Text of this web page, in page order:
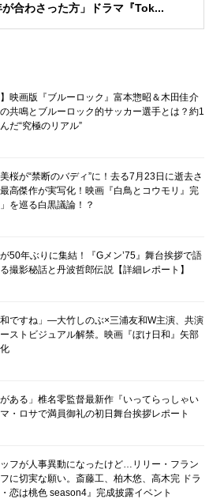
合わさった方」ドラマ『Tok...
】映画版『ブルーロック』富本惣昭＆木田佳介
共鳴とブルーロック的サッカー選手とは？約1
だ“究極のリアル”
桜が“禁断のバディ”に！去る7月23日に逝去さ
高傑作が実写化！映画『白鳥とコウモリ』完
を巡る白黒議論！？
50年ぶりに集結！『Gメン’75』舞台挨拶で語
撮影秘話と丹波哲郎伝説【詳細レポート】
和ですね」―大竹しのぶ×三浦友和W主演、共演
ストビジュアル解禁。映画『ぼけ日和』矢部
がある」椎名零監督最新作『いってらっしゃい
・ロサで満員御礼の初日舞台挨拶レポート
フが人事異動になったけど…リリー・フラン
に切実な願い。斎藤工、柏木悠、高木完 ドラ
恋は桃色 season4』完成披露イベント